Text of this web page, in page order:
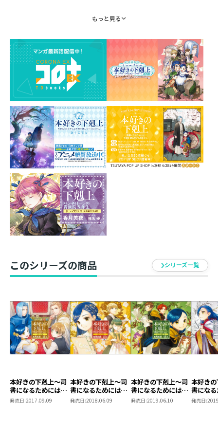
「このライトノベルがすごい！」（宝島社刊）殿
シリーズ累計1300万部突破！（電子書籍を含む）
「第五部 女神の化身１１＆１２」をドラマＣＤ
２枚組化！
香月美夜書き下ろしドラマＣＤ用SS付き！
ジャケットは椎名優描き下ろし！
合計３６名の豪華声優陣で紡ぐ感動のフィナー
レ！！
【ドラマＣＤ１０出演】
マイン／ローゼマイン／メスティオノーラ：井口裕香
フェルディナンド：速水奨
ジルヴェスター：井上和彦
カルステッド／ボニファティウス／トラオクヴァール：
森川智之
エルヴィーラ／エグランティーヌ：井上喜久子
エックハルト：小林裕介
ヴィルフリート／ユーディット／イルムヒルデ：寺崎裕
香
ハルトムート／レスティラウト：内田雄馬
ダームエル／マティアス／ジギスヴァルト／ジフィ：梅
原裕一郎
ハンネローレ／フロレンツィア／レオノーレ：諸星すみ
れ
クラリッサ／オティーリエ：潘めぐみ
リヒャルダ／ソランジュ：宮沢きよこ
もっと見る
このシリーズの商品 シリーズ一覧
本好きの下剋上～司
書になるためには手
段を選んでいられま
せん～ドラマCD
発売日:2017.09.09
本好きの下剋上～司
書になるためには手
段を選んでいられま
せん～ドラマCD2
発売日:2018.06.09
本好きの下剋上～司
書になるためには手
段を選んでいられま
せん～ドラマCD3
発売日:2019.06.10
本好き
書にな
段を選
せん～
発売日: